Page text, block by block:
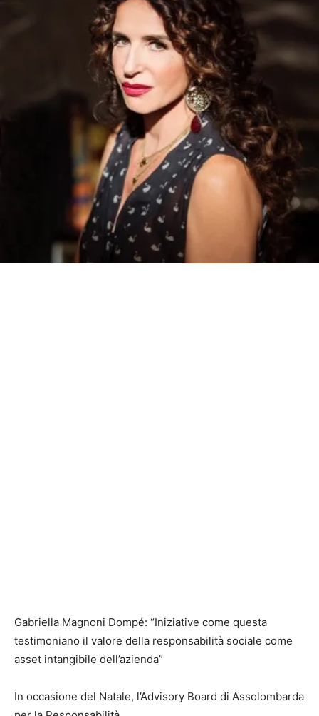
Gabriella Magnoni Dompé: “Iniziative come questa
testimoniano il valore della responsabilità sociale come
asset intangibile dell’azienda”
In occasione del Natale, l’Advisory Board di Assolombarda